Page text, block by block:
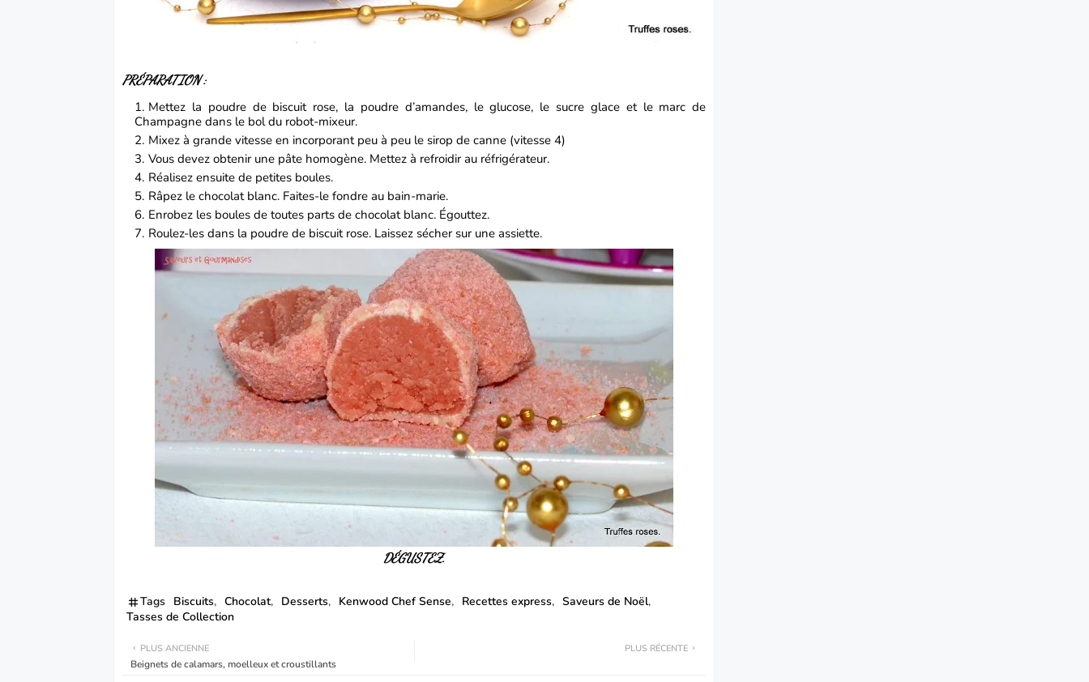
PRÉPARATION :
Mettez la poudre de biscuit rose, la poudre d’amandes, le glucose, le sucre glace et le marc de
Champagne dans le bol du robot-mixeur.
Mixez à grande vitesse en incorporant peu à peu le sirop de canne (vitesse 4)
Vous devez obtenir une pâte homogène. Mettez à refroidir au réfrigérateur.
Réalisez ensuite de petites boules.
Râpez le chocolat blanc. Faites-le fondre au bain-marie.
Enrobez les boules de toutes parts de chocolat blanc. Égouttez.
Roulez-les dans la poudre de biscuit rose. Laissez sécher sur une assiette.
DÉGUSTEZ.
Tags Biscuits Chocolat Desserts Kenwood Chef Sense Recettes express
Saveurs de Noël
Tasses de Collection
PLUS RÉCENTE
PLUS ANCIENNE
Beignets de calamars, moelleux et croustillants